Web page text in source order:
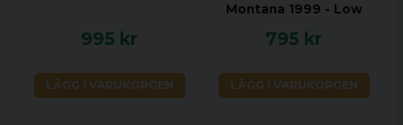
995 kr
LÄGG I VARUKORGEN
Montana 1999 - Low
795 kr
LÄGG I VARUKORGEN